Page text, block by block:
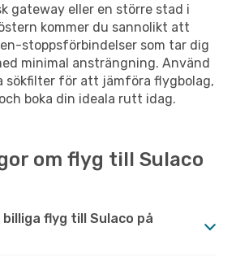
gateway eller en större stad i
kommer du sannolikt att
stoppsförbindelser som tar dig
minimal ansträngning. Använd
sökfilter för att jämföra flygbolag,
boka din ideala rutt idag.
om flyg till Sulaco
flyg till Sulaco på